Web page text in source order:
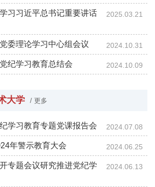
习习近平总书记重要讲话
2025.03.21
委理论学习中心组会议 2024.10.31
纪学习教育总结会 2024.10.09
大学 / 更多
学习教育专题党课报告会 2024.07.08
年警示教育大会 2024.06.25
专题会议研究推进党纪学
2024.06.13